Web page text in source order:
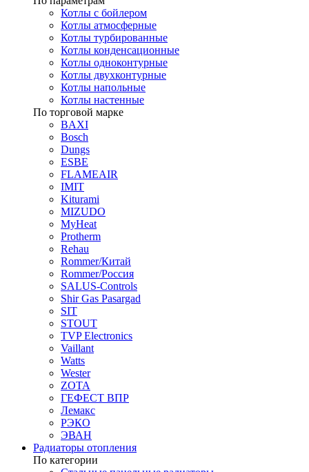
Котлы с бойлером
Котлы атмосферные
Котлы турбированные
Котлы конденсационные
Котлы одноконтурные
Котлы двухконтурные
Котлы напольные
Котлы настенные
По торговой марке
BAXI
Bosch
Dungs
ESBE
FLAMEAIR
IMIT
Kiturami
MIZUDO
MyHeat
Protherm
Rehau
Rommer/Китай
Rommer/Россия
SALUS-Controls
Shir Gas Pasargad
SIT
STOUT
TVP Electronics
Vaillant
Watts
Wester
ZOTA
ГЕФЕСТ ВПР
Лемакс
РЭКО
ЭВАН
Радиаторы отопления
По категории